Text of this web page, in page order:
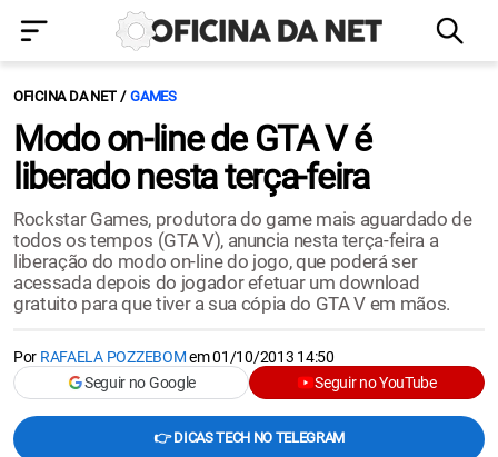
OFICINA DA NET GAMES
Modo on-line de GTA V é
liberado nesta terça-feira
Rockstar Games, produtora do game mais aguardado de
todos os tempos (GTA V), anuncia nesta terça-feira a
liberação do modo on-line do jogo, que poderá ser
acessada depois do jogador efetuar um download
gratuito para que tiver a sua cópia do GTA V em mãos.
Por RAFAELA POZZEBOMem01/10/2013 14:50
Seguir no Google
Seguir no YouTube
👉 DICAS TECH NO TELEGRAM